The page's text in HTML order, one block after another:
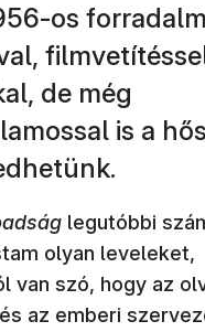
os
de még
is a
legutóbbi
olyan leveleket,
van szó, hogy az
az emberi